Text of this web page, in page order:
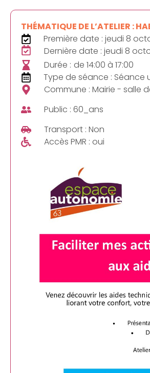
THÉMATIQUE DE L’ATELIER :
Première date : jeudi 8
Dernière date : jeudi 8
Durée : de 14:00 à 17:00
Type de séance : Séance
Commune : Mairie - salle
Public : 60_ans
Transport : Non
Accès PMR : oui